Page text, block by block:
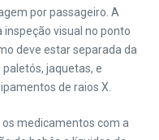
por passageiro. A
visual no ponto
deve estar separada da
jaquetas, e
de raios X.
medicamentos com a